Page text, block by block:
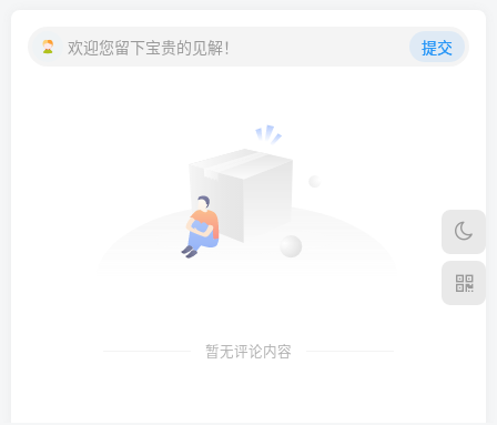
欢迎您留下宝贵的见解！ 提交
暂无评论内容